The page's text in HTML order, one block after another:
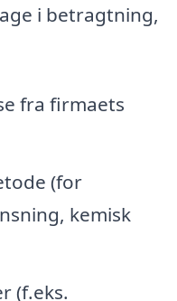
i betragtning,
fra firmaets
(for
kemisk
(f.eks.